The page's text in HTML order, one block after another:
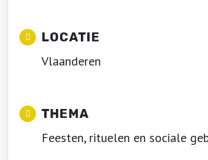
LOCATIE
Vlaanderen
THEMA
Feesten, rituelen en sociale